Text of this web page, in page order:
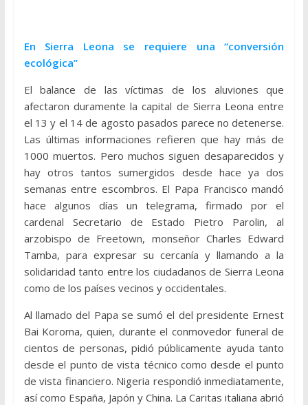
En Sierra Leona se requiere una “conversión
ecológica”
El balance de las víctimas de los aluviones que
afectaron duramente la capital de Sierra Leona entre
el 13 y el 14 de agosto pasados parece no detenerse.
Las últimas informaciones refieren que hay más de
1000 muertos. Pero muchos siguen desaparecidos y
hay otros tantos sumergidos desde hace ya dos
semanas entre escombros. El Papa Francisco mandó
hace algunos días un telegrama, firmado por el
cardenal Secretario de Estado Pietro Parolin, al
arzobispo de Freetown, monseñor Charles Edward
Tamba, para expresar su cercanía y llamando a la
solidaridad tanto entre los ciudadanos de Sierra Leona
como de los países vecinos y occidentales.
Al llamado del Papa se sumó el del presidente Ernest
Bai Koroma, quien, durante el conmovedor funeral de
cientos de personas, pidió públicamente ayuda tanto
desde el punto de vista técnico como desde el punto
de vista financiero. Nigeria respondió inmediatamente,
así como España, Japón y China. La Caritas italiana abrió